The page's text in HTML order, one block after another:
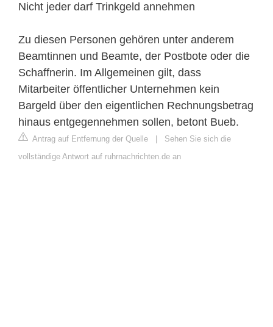
Nicht jeder darf Trinkgeld annehmen
Zu diesen Personen gehören unter anderem
Beamtinnen und Beamte, der Postbote oder die
Schaffnerin. Im Allgemeinen gilt, dass
Mitarbeiter öffentlicher Unternehmen kein
Bargeld über den eigentlichen Rechnungsbetrag
hinaus entgegennehmen sollen, betont Bueb.
Antrag auf Entfernung der Quelle
Sehen Sie sich die
vollständige Antwort auf ruhrnachrichten.de an